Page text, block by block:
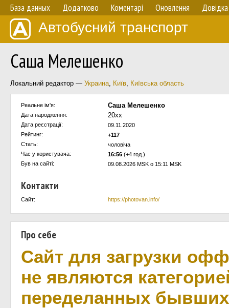
База данных Додатково Коментарі Оновлення Довідка
Автобусний транспорт
Саша Мелешенко
Локальний редактор — Украина, Київ, Київська область
Реальне ім'я: Саша Мелешенко
Дата народження: 20хх
Дата реєстрації:
09.11.2020
Рейтинг:
+117
Стать:
чоловіча
Час у користувача:
16:56 (+4 год.)
Був на сайті:
09.08.2026 MSK о 15:11 MSK
Контакти
Сайт: https://photovan.info/
Про себе
Сайт для загрузки
не являются
переделанных